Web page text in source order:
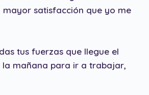
mayor satisfacción que yo me
tus fuerzas que llegue el
la mañana para ir a trabajar,